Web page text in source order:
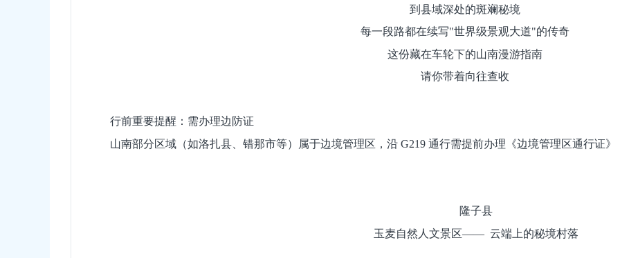
到县域深处的斑斓秘境
每一段路都在续写"世界级景观大道"的传奇
这份藏在车轮下的山南漫游指南
请你带着向往查收
行前重要提醒：需办理边防证
山南部分区域（如洛扎县、错那市等）属于边境管理区，沿 G219 通行需提前办理《边境管理区通行证》
隆子县
玉麦自然人文景区—— 云端上的秘境村落